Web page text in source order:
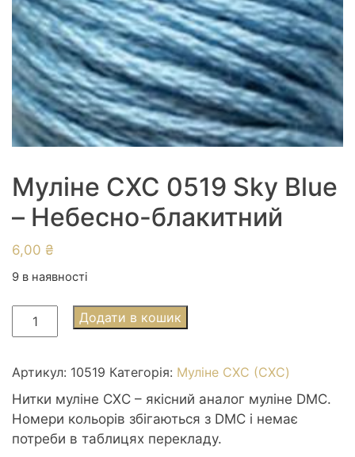
Муліне СХС 0519 Sky Blue
– Небесно-блакитний
6,00 ₴
9 в наявності
Муліне
СХС
Sky
Blue
-
Небесно-
блакитний
Додати в кошик
Артикул: 10519 Категорія: Муліне СХС (CXC)
Нитки муліне СХС – якісний аналог муліне DMC.
Номери кольорів збігаються з DMC і немає
потреби в таблицях перекладу.